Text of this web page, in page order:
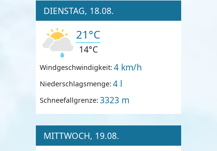
DIENSTAG, 18.08.
21°C
14°C
Windgeschwindigkeit: 4 km/h
Niederschlagsmenge: 4 l
Schneefallgrenze: 3323 m
MITTWOCH, 19.08.